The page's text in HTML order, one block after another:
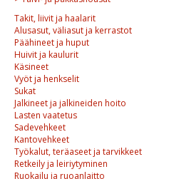
Takit, liivit ja haalarit
Alusasut, väliasut ja kerrastot
Päähineet ja huput
Huivit ja kaulurit
Käsineet
Vyöt ja henkselit
Sukat
Jalkineet ja jalkineiden hoito
Lasten vaatetus
Sadevehkeet
Kantovehkeet
Työkalut, teräaseet ja tarvikkeet
Retkeily ja leiriytyminen
Ruokailu ja ruoanlaitto